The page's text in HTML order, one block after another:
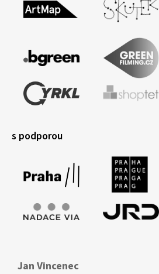
s podporou
Jan Vincenec